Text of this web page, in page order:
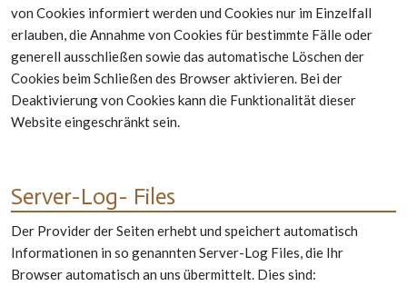
von Cookies informiert werden und Cookies nur im Einzelfall
erlauben, die Annahme von Cookies für bestimmte Fälle oder
generell ausschließen sowie das automatische Löschen der
Cookies beim Schließen des Browser aktivieren. Bei der
Deaktivierung von Cookies kann die Funktionalität dieser
Website eingeschränkt sein.
Server-Log- Files
Der Provider der Seiten erhebt und speichert automatisch
Informationen in so genannten Server-Log Files, die Ihr
Browser automatisch an uns übermittelt. Dies sind: